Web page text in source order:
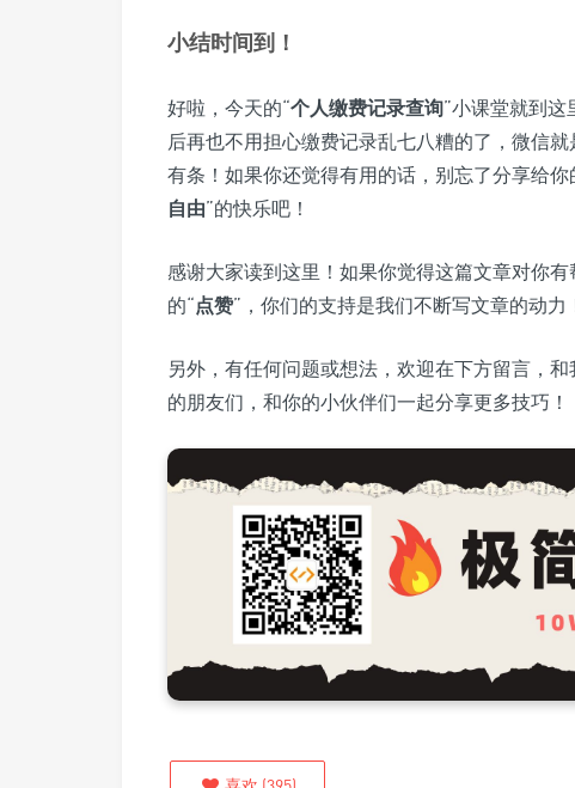
小结时间到！
好啦，今天的“个人缴费记录查询”小课堂就到
后再也不用担心缴费记录乱七八糟的了，微信就
有条！如果你还觉得有用的话，别忘了分享给
自由”的快乐吧！
感谢大家读到这里！如果你觉得这篇文章对你有
的“点赞”，你们的支持是我们不断写文章的动力
另外，有任何问题或想法，欢迎在下方留言，
的朋友们，和你的小伙伴们一起分享更多技巧！